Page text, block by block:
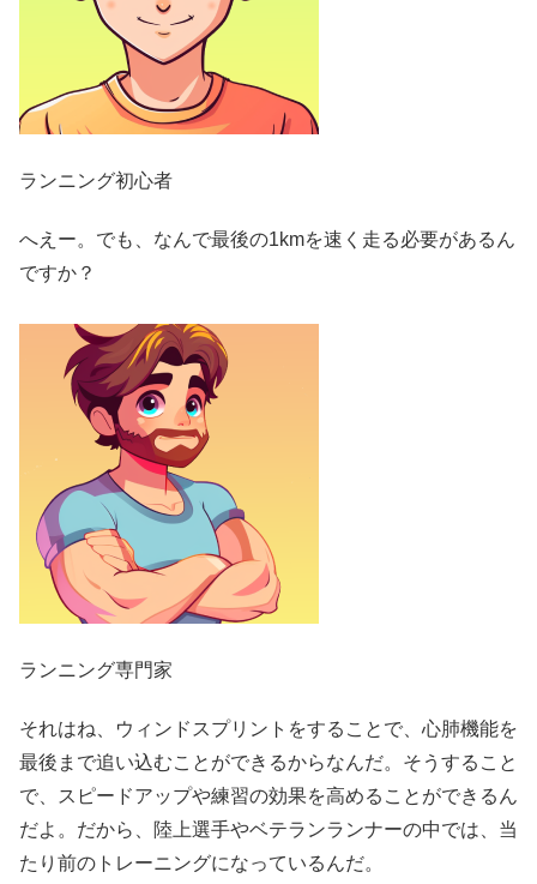
ランニング初心者
へえー。でも、なんで最後の1kmを速く走る必要があるん
ですか？
ランニング専門家
それはね、ウィンドスプリントをすることで、心肺機能を
最後まで追い込むことができるからなんだ。そうすること
で、スピードアップや練習の効果を高めることができるん
だよ。だから、陸上選手やベテランランナーの中では、当
たり前のトレーニングになっているんだ。